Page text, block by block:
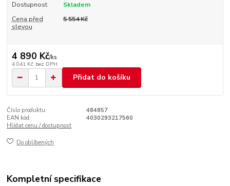
Dostupnost
Skladem
Cena před
slevou
5 554 Kč
4 890 Kč/ks
4 041 Kč bez DPH
Přidat do košíku
Číslo produktu:
484857
EAN kód:
4030293217560
Hlídat cenu / dostupnost
Do oblíbených
Kompletní specifikace